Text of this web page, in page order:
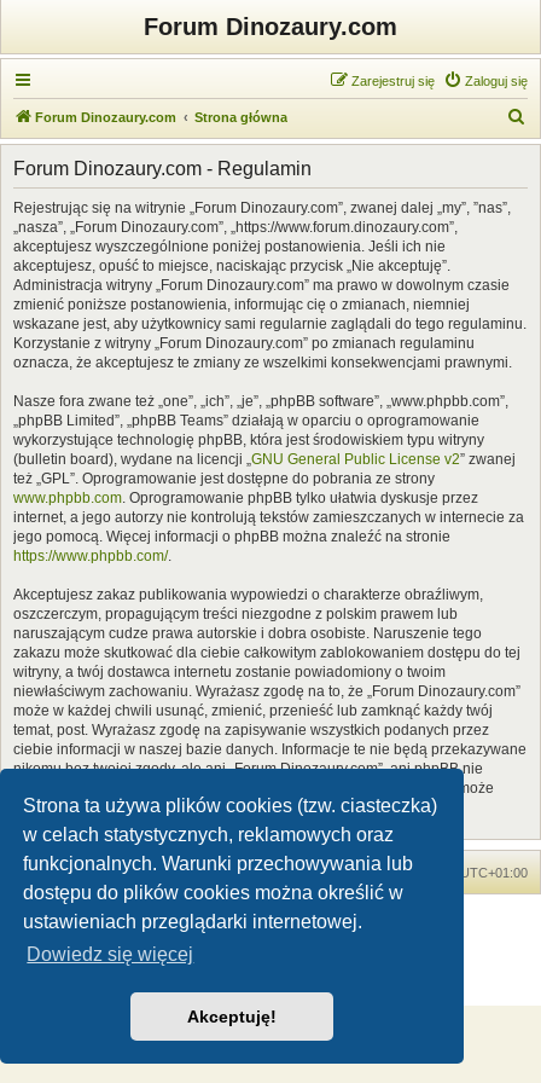
Strona ta używa plików cookies (tzw. ciasteczka)
w celach statystycznych, reklamowych oraz
funkcjonalnych. Warunki przechowywania lub
dostępu do plików cookies można określić w
ustawieniach przeglądarki internetowej.
Dowiedz się więcej
Akceptuję!
Forum Dinozaury.com
Zaloguj się
Zarejestruj się
Forum Dinozaury.com Strona główna
z
Forum Dinozaury.com - Regulamin
Rejestrując się na witrynie „Forum Dinozaury.com”, zwanej dalej „my”, ”nas”,
„nasza”, „Forum Dinozaury.com”, „https://www.forum.dinozaury.com”,
akceptujesz wyszczególnione poniżej postanowienia. Jeśli ich nie
akceptujesz, opuść to miejsce, naciskając przycisk „Nie akceptuję”.
Administracja witryny „Forum Dinozaury.com” ma prawo w dowolnym czasie
zmienić poniższe postanowienia, informując cię o zmianach, niemniej
wskazane jest, aby użytkownicy sami regularnie zaglądali do tego regulaminu.
Korzystanie z witryny „Forum Dinozaury.com” po zmianach regulaminu
oznacza, że akceptujesz te zmiany ze wszelkimi konsekwencjami prawnymi.
Nasze fora zwane też „one”, „ich”, „je”, „phpBB software”, „www.phpbb.com”,
„phpBB Limited”, „phpBB Teams” działają w oparciu o oprogramowanie
wykorzystujące technologię phpBB, która jest środowiskiem typu witryny
(bulletin board), wydane na licencji „GNU General Public License v2” zwanej
też „GPL”. Oprogramowanie jest dostępne do pobrania ze strony
www.phpbb.com. Oprogramowanie phpBB tylko ułatwia dyskusje przez
internet, a jego autorzy nie kontrolują tekstów zamieszczanych w internecie za
jego pomocą. Więcej informacji o phpBB można znaleźć na stronie
https://www.phpbb.com/.
Akceptujesz zakaz publikowania wypowiedzi o charakterze obraźliwym,
oszczerczym, propagującym treści niezgodne z polskim prawem lub
naruszającym cudze prawa autorskie i dobra osobiste. Naruszenie tego
zakazu może skutkować dla ciebie całkowitym zablokowaniem dostępu do tej
witryny, a twój dostawca internetu zostanie powiadomiony o twoim
niewłaściwym zachowaniu. Wyrażasz zgodę na to, że „Forum Dinozaury.com”
może w każdej chwili usunąć, zmienić, przenieść lub zamknąć każdy twój
temat, post. Wyrażasz zgodę na zapisywanie wszystkich podanych przez
ciebie informacji w naszej bazie danych. Informacje te nie będą przekazywane
nikomu bez twojej zgody, ale ani „Forum Dinozaury.com”, ani phpBB nie
ponosi odpowiedzialności za włamania do witryny, podczas których może
dojść do kradzieży danych.
Forum Dinozaury.com Strona główna Strefa czasowa UTC+01:00
Dinozaury.com© 2006-2020
Polski pakiet językowy dostarcza